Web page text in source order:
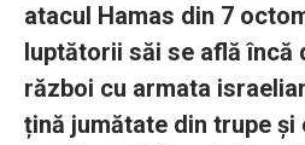
atacul Hamas din 7
luptătorii săi se află încă
război cu armata
țină jumătate din trupe și